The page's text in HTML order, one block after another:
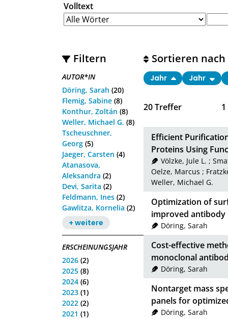
Volltext
Filtern
AUTOR*IN
Döring, Sarah (20)
Flemig, Sabine (8)
Konthur, Zoltán (8)
Weller, Michael G. (8)
Tscheuschner,
Georg (5)
Jaeger, Carsten (4)
Atanasova,
Aleksandra (2)
Devi, Sarita (2)
Feldmann, Ines (2)
Gawlitza, Kornelia (2)
+ weitere
ERSCHEINUNGSJAHR
2026 (2)
2025 (8)
2024 (6)
2023 (1)
2022 (2)
2021 (1)
20Treffer 1
Sortieren nach
Jahr Jahr
Efficient
Proteins Using
Völzke, Jule L. ;
Oelze, Marcus ;
Weller, Michael G.
Optimization of
improved antibody
Döring, Sarah
Cost-effective
monoclonal
Döring, Sarah
Nontarget mass
panels for
Döring, Sarah